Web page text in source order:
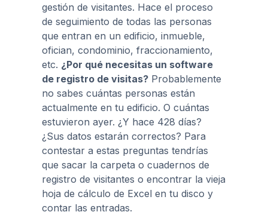
gestión de visitantes. Hace el proceso
de seguimiento de todas las personas
que entran en un edificio, inmueble,
ofician, condominio, fraccionamiento,
etc. ¿Por qué necesitas un software
de registro de visitas? Probablemente
no sabes cuántas personas están
actualmente en tu edificio. O cuántas
estuvieron ayer. ¿Y hace 428 días?
¿Sus datos estarán correctos? Para
contestar a estas preguntas tendrías
que sacar la carpeta o cuadernos de
registro de visitantes o encontrar la vieja
hoja de cálculo de Excel en tu disco y
contar las entradas.